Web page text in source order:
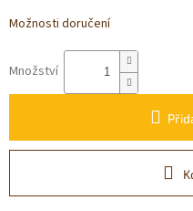
Možnosti doručení
Množství